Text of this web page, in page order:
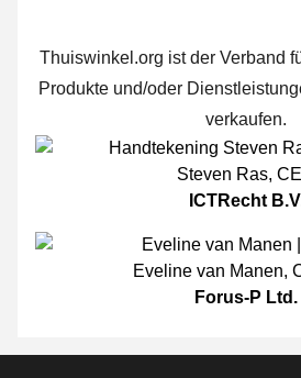
Thuiswinkel.org ist der Verband
Produkte und/oder
verkaufen.
Steven Ras,
ICTRecht
Eveline van Manen,
Forus-P Ltd.